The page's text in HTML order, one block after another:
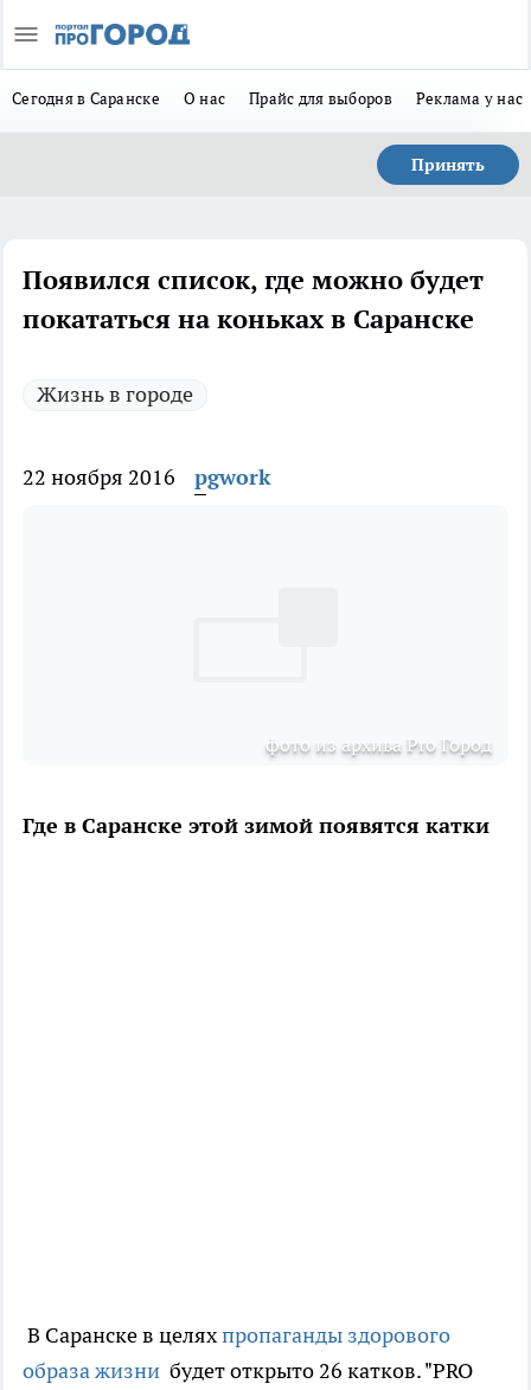
Сегодня в Саранске О нас Прайс для выборов Реклама у нас
Принять
Появился список, где можно будет
покататься на коньках в Саранске
Жизнь в городе
22 ноября 2016 pgwork
фото из архива Pro Город
Где в Саранске этой зимой появятся катки
В Саранске в целяхпропаганды здорового
образа жизни будет открыто 26 катков. "PRO